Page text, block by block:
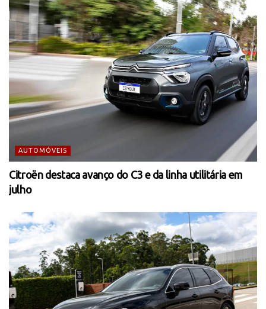
AUTOMÓVEIS
Citroën destaca avanço do C3 e da linha utilitária em
julho